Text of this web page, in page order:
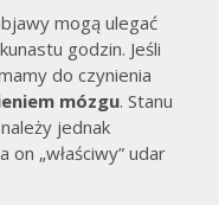
mogą ulegać
godzin. Jeśli
do czynienia
mózgu. Stanu
jednak
„właściwy” udar